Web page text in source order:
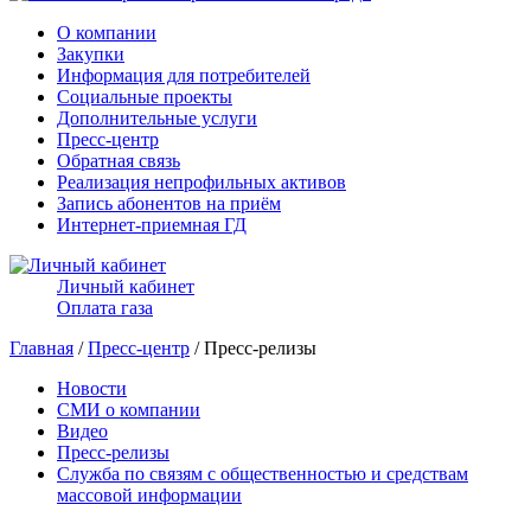
О компании
Закупки
Информация для потребителей
Социальные проекты
Дополнительные услуги
Пресс-центр
Обратная связь
Реализация непрофильных активов
Запись абонентов на приём
Интернет-приемная ГД
Личный кабинет
Оплата газа
Главная /Пресс-центр / Пресс-релизы
Новости
СМИ о компании
Видео
Пресс-релизы
Служба по связям с общественностью и средствам
массовой информации